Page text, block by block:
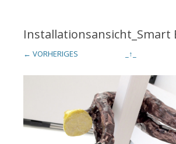
Installationsansicht_Smart
← VORHERIGES _↑_